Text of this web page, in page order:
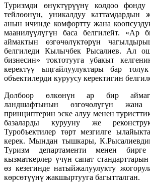
Туризмди өнүктүрүүнү колдоо фонду
тейлөөнүн, уникалдуу каттамдардын
анын ичинде комфортту жана
маанилүүлүгүн баса белгилейт. «Ар
аймактын өзгөчөлүктөрүн
белгиледи Кылычбек Рысалиев. Ал
бизнесин» токтотууга убакыт
керектүү ыңгайлуулуктары бар
объектилерди куруусу керектигин
Долбоор өлкөнүн ар бир
ландшафтынын өзгөчөлүгүн жана
принциптерин эске алуу менен
базаларды курууну же
Туробъектилер төрт мезгилге
керек. Мындан тышкары,
Туризм департаменти менен
кызматкерлер үчүн сапат
өз кезегинде натыйжалуулукту
көрсөтүүнү жакшыртууга багытталган.